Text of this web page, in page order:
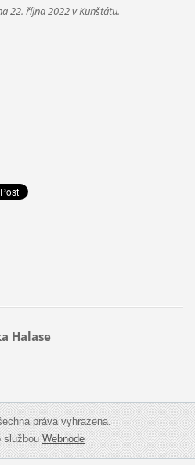
22. října 2022 v Kunštátu.
Halase
práva vyhrazena.
službouWebnode